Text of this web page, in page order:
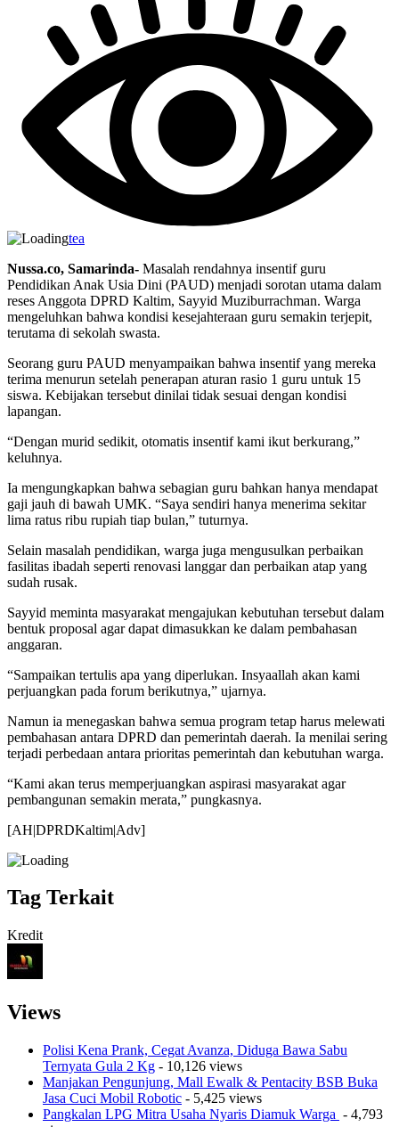
tea
Nussa.co, Samarinda- Masalah rendahnya insentif guru
Pendidikan Anak Usia Dini (PAUD) menjadi sorotan utama dalam
reses Anggota DPRD Kaltim, Sayyid Muziburrachman. Warga
mengeluhkan bahwa kondisi kesejahteraan guru semakin terjepit,
terutama di sekolah swasta.
Seorang guru PAUD menyampaikan bahwa insentif yang mereka
terima menurun setelah penerapan aturan rasio 1 guru untuk 15
siswa. Kebijakan tersebut dinilai tidak sesuai dengan kondisi
lapangan.
“Dengan murid sedikit, otomatis insentif kami ikut berkurang,”
keluhnya.
Ia mengungkapkan bahwa sebagian guru bahkan hanya mendapat
gaji jauh di bawah UMK. “Saya sendiri hanya menerima sekitar
lima ratus ribu rupiah tiap bulan,” tuturnya.
Selain masalah pendidikan, warga juga mengusulkan perbaikan
fasilitas ibadah seperti renovasi langgar dan perbaikan atap yang
sudah rusak.
Sayyid meminta masyarakat mengajukan kebutuhan tersebut dalam
bentuk proposal agar dapat dimasukkan ke dalam pembahasan
anggaran.
“Sampaikan tertulis apa yang diperlukan. Insyaallah akan kami
perjuangkan pada forum berikutnya,” ujarnya.
Namun ia menegaskan bahwa semua program tetap harus melewati
pembahasan antara DPRD dan pemerintah daerah. Ia menilai sering
terjadi perbedaan antara prioritas pemerintah dan kebutuhan warga.
“Kami akan terus memperjuangkan aspirasi masyarakat agar
pembangunan semakin merata,” pungkasnya.
[AH|DPRDKaltim|Adv]
Tag Terkait
Kredit
Views
Polisi Kena Prank, Cegat Avanza, Diduga Bawa Sabu
Ternyata Gula 2 Kg - 10,126 views
Manjakan Pengunjung, Mall Ewalk & Pentacity BSB Buka
Jasa Cuci Mobil Robotic - 5,425 views
Pangkalan LPG Mitra Usaha Nyaris Diamuk Warga - 4,793